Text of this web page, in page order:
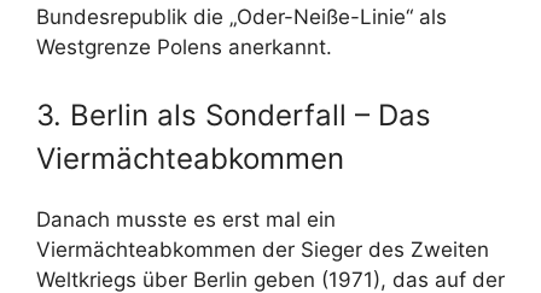
Bundesrepublik die „Oder-Neiße-Linie“ als
Westgrenze Polens anerkannt.
3. Berlin als Sonderfall – Das
Viermächteabkommen
Danach musste es erst mal ein
Viermächteabkommen der Sieger des Zweiten
Weltkriegs über Berlin geben (1971), das auf der